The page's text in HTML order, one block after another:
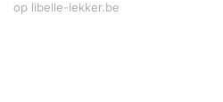
op libelle-lekker.be